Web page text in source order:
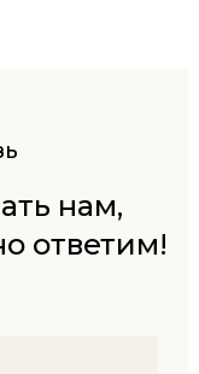
нам,
ответим!